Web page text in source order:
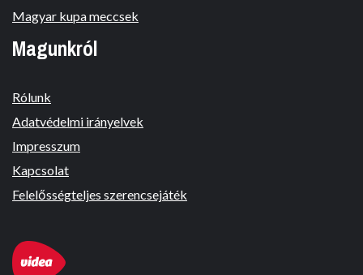
Magyar kupa meccsek
Magunkról
Rólunk
Adatvédelmi irányelvek
Impresszum
Kapcsolat
Felelősségteljes szerencsejáték